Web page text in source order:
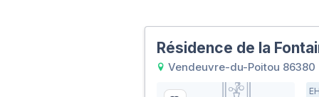
Résidence de la
Vendeuvre-du-Poitou 86380